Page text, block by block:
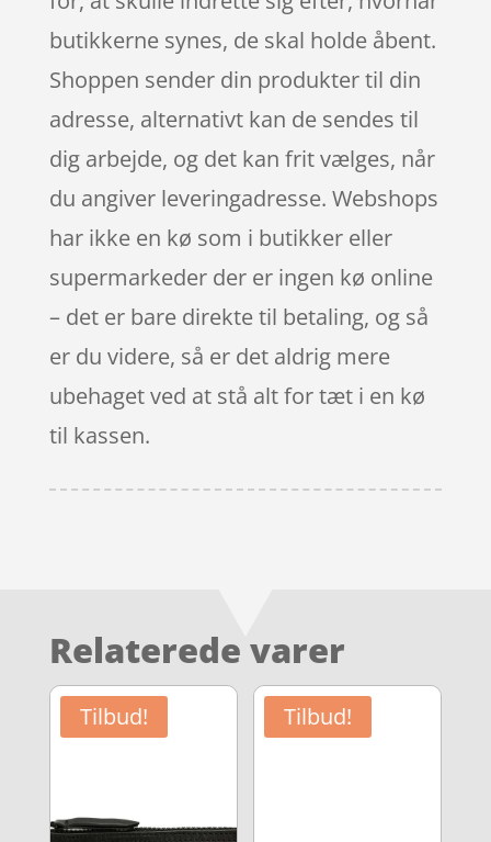
butikkerne synes, de skal holde åbent.
Shoppen sender din produkter til din
adresse, alternativt kan de sendes til
dig arbejde, og det kan frit vælges, når
du angiver leveringadresse. Webshops
har ikke en kø som i butikker eller
supermarkeder der er ingen kø online
– det er bare direkte til betaling, og så
er du videre, så er det aldrig mere
ubehaget ved at stå alt for tæt i en kø
til kassen.
Relaterede varer
Tilbud! Tilbud!